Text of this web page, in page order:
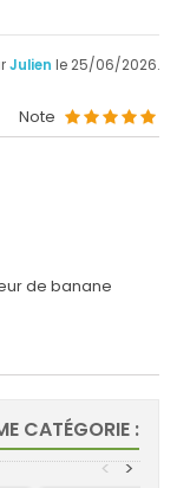
Julien le 25/06/2026.
Note
de banane
CATÉGORIE :
>
<